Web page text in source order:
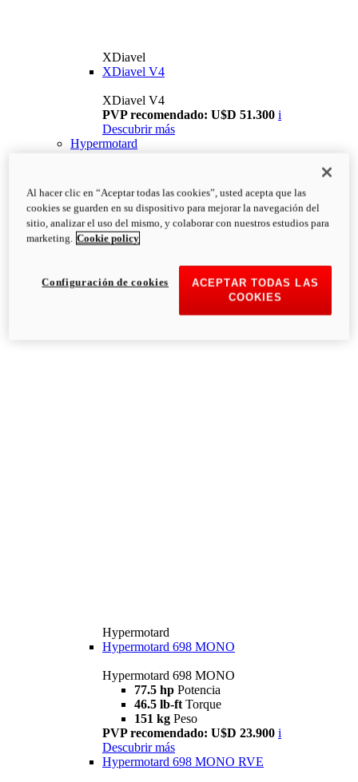
XDiavel
XDiavel V4
XDiavel V4
PVP recomendado: U$D 51.300 i
Descubrir más
Hypermotard
Hypermotard
Hypermotard 698 MONO
Hypermotard 698 MONO
77.5 hp Potencia
46.5 lb-ft Torque
151 kg Peso
PVP recomendado: U$D 23.900 i
Descubrir más
Hypermotard 698 MONO RVE
Al hacer clic en “Aceptar todas las cookies”, usted acepta que las
cookies se guarden en su dispositivo para mejorar la navegación del
sitio, analizar el uso del mismo, y colaborar con nuestros estudios para
marketing. Cookie policy
ACEPTAR TODAS LAS
COOKIES
Configuración de cookies